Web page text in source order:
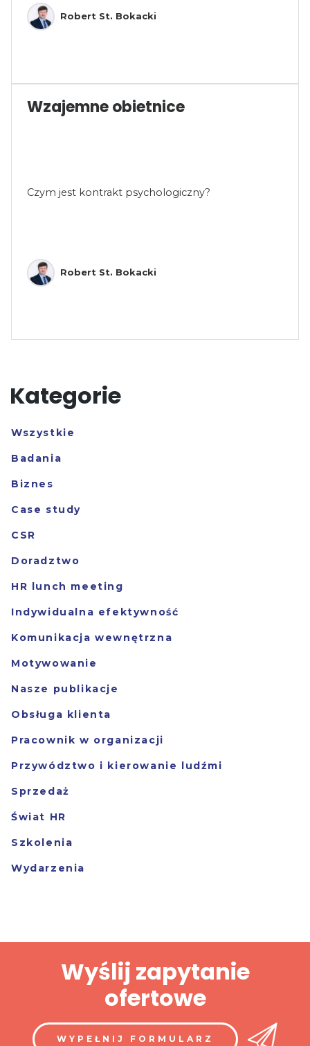
Robert St. Bokacki
Wzajemne obietnice
Czym jest kontrakt psychologiczny?
Robert St. Bokacki
Kategorie
Wszystkie
Badania
Biznes
Case study
CSR
Doradztwo
HR lunch meeting
Indywidualna efektywność
Komunikacja wewnętrzna
Motywowanie
Nasze publikacje
Obsługa klienta
Pracownik w organizacji
Przywództwo i kierowanie ludźmi
Sprzedaż
Świat HR
Szkolenia
Wydarzenia
Wyślij zapytanie
ofertowe
WYPEŁNIJ FORMULARZ